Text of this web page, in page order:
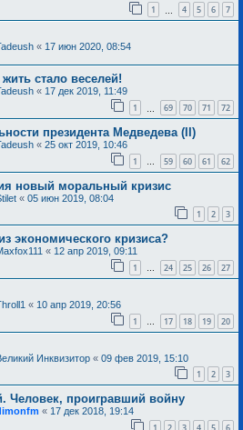
1 4 5 6 7
« 17 июн 2020, 08:54
стало веселей!
« 17 дек 2019, 11:49
1 69 70 71 72
президента Медведева (II)
« 25 окт 2019, 10:46
1 … 59 60 61 62
новый моральный кризис
« 05 июн 2019, 08:04
1 2 3
экономического кризиса?
« 12 апр 2019, 09:11
1 … 24 25 26 27
« 10 апр 2019, 20:56
1 … 17 18 19 20
Инквизитор « 09 фев 2019, 15:10
1 2 3
Человек, проигравший войну
« 17 дек 2018, 19:14
1 2 3 4 5 6